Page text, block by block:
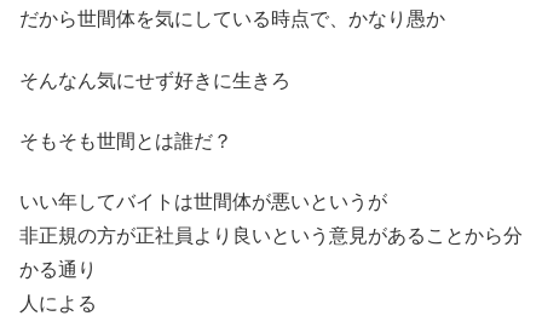
だから世間体を気にしている時点で、かなり愚か
そんなん気にせず好きに生きろ
そもそも世間とは誰だ？
いい年してバイトは世間体が悪いというが
非正規の方が正社員より良いという意見があることから分
かる通り
人による